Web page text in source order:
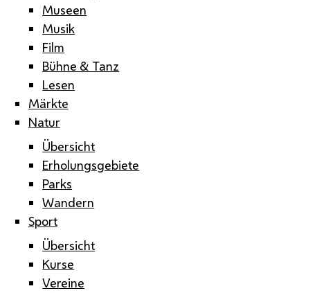
Museen
Musik
Film
Bühne & Tanz
Lesen
Märkte
Natur
Übersicht
Erholungsgebiete
Parks
Wandern
Sport
Übersicht
Kurse
Vereine